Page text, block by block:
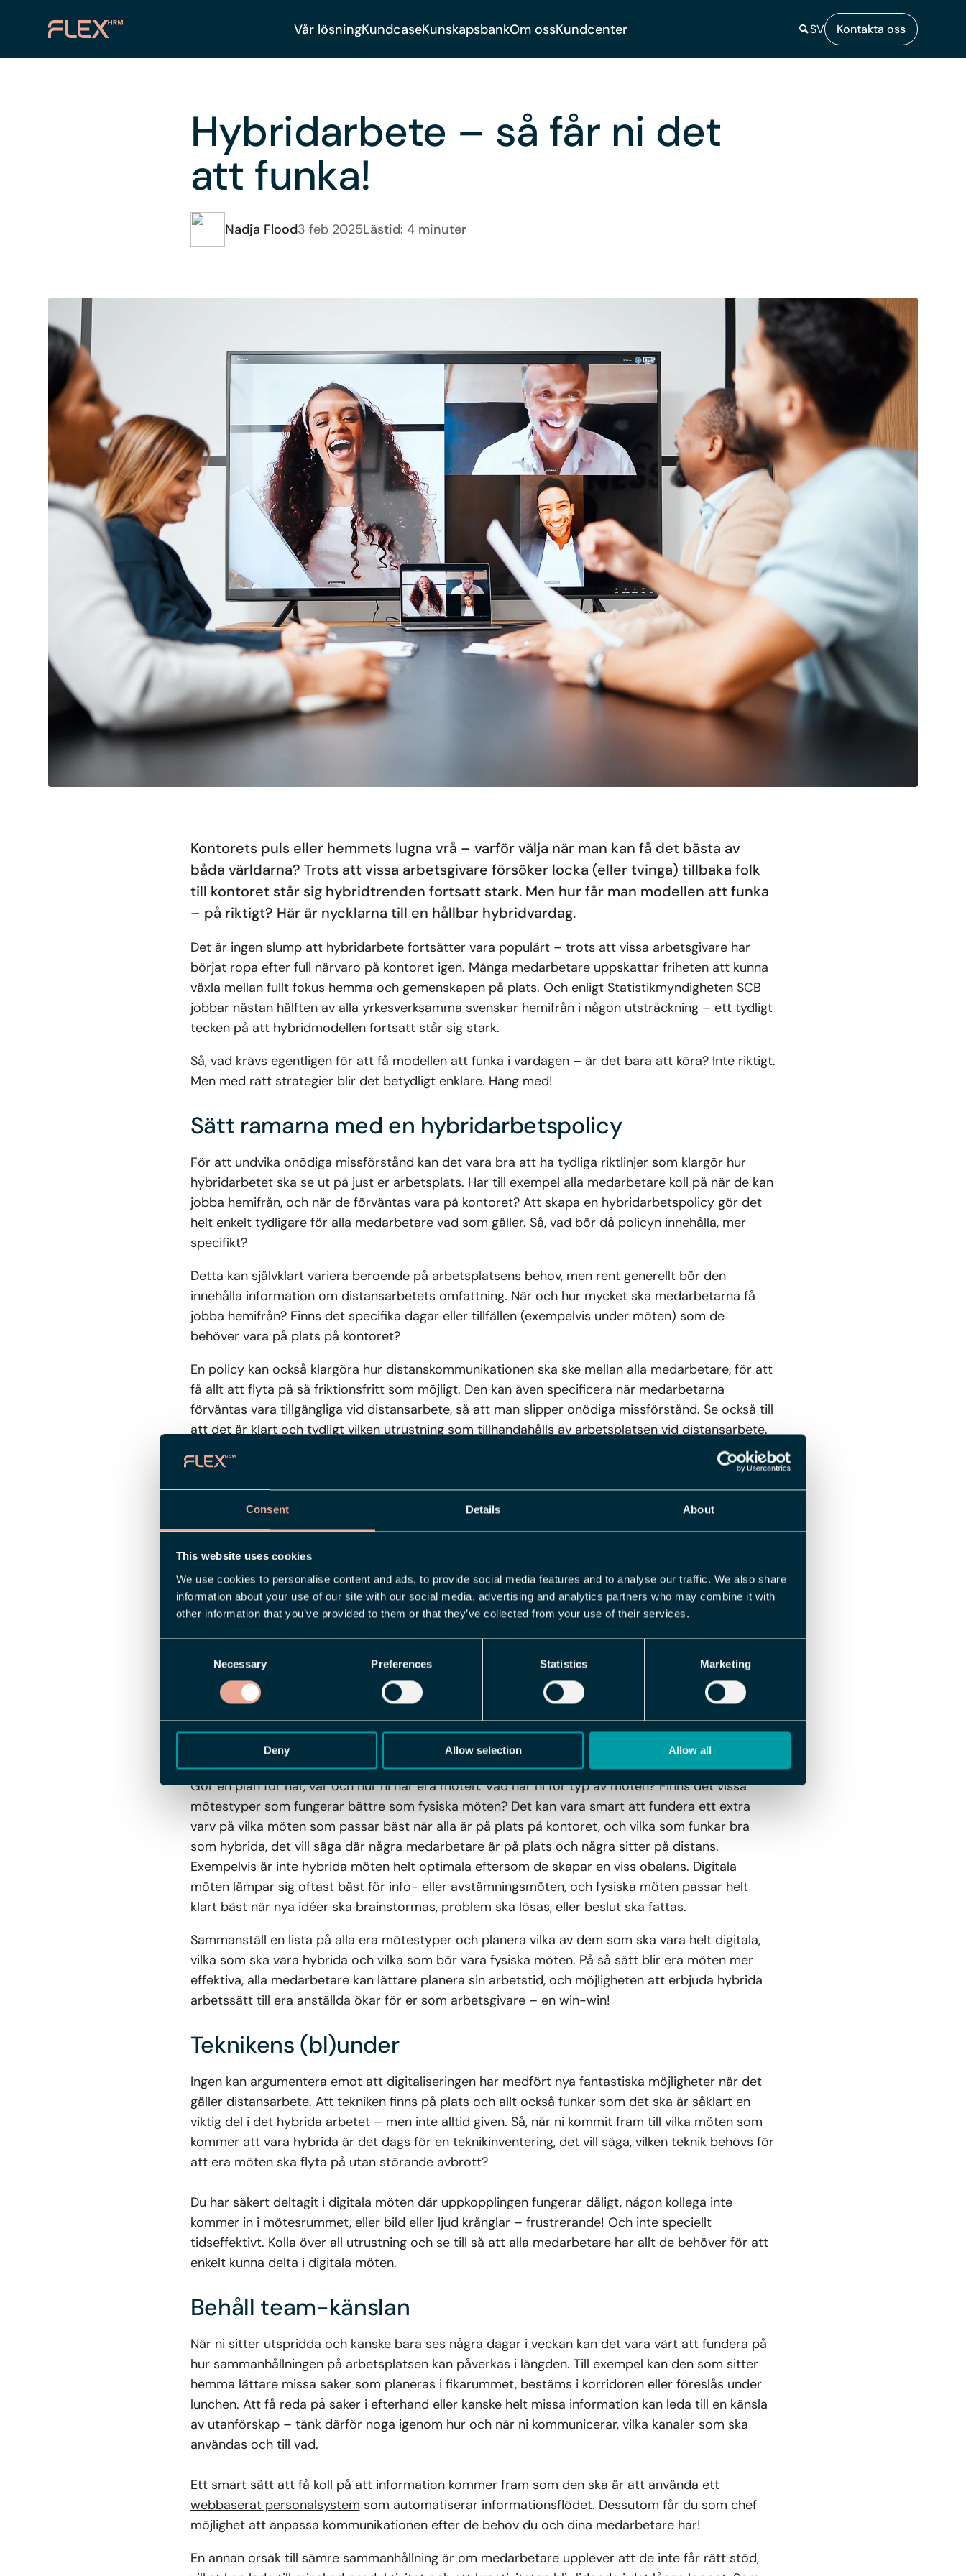
Consent Details About
This website uses cookies
We use cookies to personalise content and ads, to provide social media features and to analyse our traffic. We also share
information about your use of our site with our social media, advertising and analytics partners who may combine it with
other information that you’ve provided to them or that they’ve collected from your use of their services.
Necessary Preferences Statistics Marketing
Deny Allow selection Allow all
Vår lösningKundcaseKunskapsbankOm ossKundcenter SV Kontakta oss
Hybridarbete – så får ni det
att funka!
Nadja Flood3 feb 2025Lästid: 4 minuter
Kontorets puls eller hemmets lugna vrå – varför välja när man kan få det bästa av
båda världarna? Trots att vissa arbetsgivare försöker locka (eller tvinga) tillbaka folk
till kontoret står sig hybridtrenden fortsatt stark. Men hur får man modellen att funka
– på riktigt? Här är nycklarna till en hållbar hybridvardag.
Det är ingen slump att hybridarbete fortsätter vara populärt – trots att vissa arbetsgivare har
börjat ropa efter full närvaro på kontoret igen. Många medarbetare uppskattar friheten att kunna
växla mellan fullt fokus hemma och gemenskapen på plats. Och enligt Statistikmyndigheten SCB
jobbar nästan hälften av alla yrkesverksamma svenskar hemifrån i någon utsträckning – ett tydligt
tecken på att hybridmodellen fortsatt står sig stark.
Så, vad krävs egentligen för att få modellen att funka i vardagen – är det bara att köra? Inte riktigt.
Men med rätt strategier blir det betydligt enklare. Häng med!
Sätt ramarna med en hybridarbetspolicy
För att undvika onödiga missförstånd kan det vara bra att ha tydliga riktlinjer som klargör hur
hybridarbetet ska se ut på just er arbetsplats. Har till exempel alla medarbetare koll på när de kan
jobba hemifrån, och när de förväntas vara på kontoret? Att skapa en hybridarbetspolicygör det
helt enkelt tydligare för alla medarbetare vad som gäller. Så, vad bör då policyn innehålla, mer
specifikt?
Detta kan självklart variera beroende på arbetsplatsens behov, men rent generellt bör den
innehålla information om distansarbetets omfattning. När och hur mycket ska medarbetarna få
jobba hemifrån? Finns det specifika dagar eller tillfällen (exempelvis under möten) som de
behöver vara på plats på kontoret?
En policy kan också klargöra hur distanskommunikationen ska ske mellan alla medarbetare, för att
få allt att flyta på så friktionsfritt som möjligt. Den kan även specificera när medarbetarna
förväntas vara tillgängliga vid distansarbete, så att man slipper onödiga missförstånd. Se också till
att det är klart och tydligt vilken utrustning som tillhandahålls av arbetsplatsen vid distansarbete.
Arbetsmiljön lika viktig på distans
Vem är det då som ansvarar för att arbetssituationen faktiskt funkar för personalen vid
distansarbete, och för att arbetsmiljön är hälsosam? Jo, såhär: enligtarbetsmiljölagenär det i
grund och botten du som arbetsgivare som är ansvarig för arbetsmiljön, både vid jobb på
kontoret och arbete hemifrån. Däremot säger arbetsmiljölagen också att arbetsgivare och
anställd ska samarbeta för att säkerställa en god arbetsmiljö vid distansarbete, eftersom
arbetsgivaren då inte har samma inblick i de anställdas arbetssituation.
Det betyder alltså att medarbetarna har en skyldighet att meddela arbetsgivaren om det är något
som inte fungerar i hemarbetsmiljön. Med andra ord, det yttersta ansvaret för en god arbetsmiljö
vid distansarbete faller på arbetsgivaren, men det krävs också en nära samverkan mellan
arbetsgivare och anställd.
Tänk smart kring era möten!
Gör en plan för när, var och hur ni har era möten. Vad har ni för typ av möten? Finns det vissa
mötestyper som fungerar bättre som fysiska möten? Det kan vara smart att fundera ett extra
varv på vilka möten som passar bäst när alla är på plats på kontoret, och vilka som funkar bra
som hybrida, det vill säga där några medarbetare är på plats och några sitter på distans.
Exempelvis är inte hybrida möten helt optimala eftersom de skapar en viss obalans. Digitala
möten lämpar sig oftast bäst för info- eller avstämningsmöten, och fysiska möten passar helt
klart bäst när nya idéer ska brainstormas, problem ska lösas, eller beslut ska fattas.
Sammanställ en lista på alla era mötestyper och planera vilka av dem som ska vara helt digitala,
vilka som ska vara hybrida och vilka som bör vara fysiska möten. På så sätt blir era möten mer
effektiva, alla medarbetare kan lättare planera sin arbetstid, och möjligheten att erbjuda hybrida
arbetssätt till era anställda ökar för er som arbetsgivare – en win-win!
Teknikens (bl)under
Ingen kan argumentera emot att digitaliseringen har medfört nya fantastiska möjligheter när det
gäller distansarbete. Att tekniken finns på plats och allt också funkar som det ska är såklart en
viktig del i det hybrida arbetet – men inte alltid given. Så, när ni kommit fram till vilka möten som
kommer att vara hybrida är det dags för en teknikinventering, det vill säga, vilken teknik behövs för
att era möten ska flyta på utan störande avbrott?
Du har säkert deltagit i digitala möten där uppkopplingen fungerar dåligt, någon kollega inte
kommer in i mötesrummet, eller bild eller ljud krånglar – frustrerande! Och inte speciellt
tidseffektivt. Kolla över all utrustning och se till så att alla medarbetare har allt de behöver för att
enkelt kunna delta i digitala möten.
Behåll team-känslan
När ni sitter utspridda och kanske bara ses några dagar i veckan kan det vara värt att fundera på
hur sammanhållningen på arbetsplatsen kan påverkas i längden. Till exempel kan den som sitter
hemma lättare missa saker som planeras i fikarummet, bestäms i korridoren eller föreslås under
lunchen. Att få reda på saker i efterhand eller kanske helt missa information kan leda till en känsla
av utanförskap – tänk därför noga igenom hur och när ni kommunicerar, vilka kanaler som ska
användas och till vad.
Ett smart sätt att få koll på att information kommer fram som den ska är att använda ett
webbaserat personalsystem som automatiserar informationsflödet. Dessutom får du som chef
möjlighet att anpassa kommunikationen efter de behov du och dina medarbetare har!
En annan orsak till sämre sammanhållning är om medarbetare upplever att de inte får rätt stöd,